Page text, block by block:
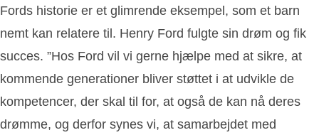
Fords historie er et glimrende eksempel, som et barn
nemt kan relatere til. Henry Ford fulgte sin drøm og fik
succes. ”Hos Ford vil vi gerne hjælpe med at sikre, at
kommende generationer bliver støttet i at udvikle de
kompetencer, der skal til for, at også de kan nå deres
drømme, og derfor synes vi, at samarbejdet med